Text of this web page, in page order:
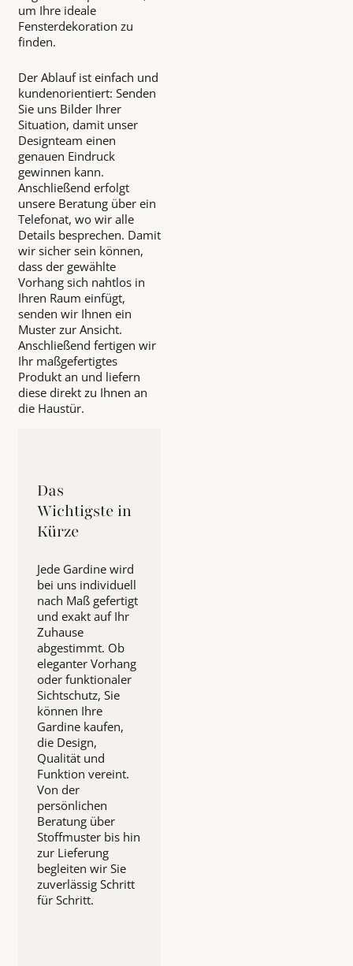
um Ihre ideale
Fensterdekoration zu
finden.
Der Ablauf ist einfach und
kundenorientiert: Senden
Sie uns Bilder Ihrer
Situation, damit unser
Designteam einen
genauen Eindruck
gewinnen kann.
Anschließend erfolgt
unsere Beratung über ein
Telefonat, wo wir alle
Details besprechen. Damit
wir sicher sein können,
dass der gewählte
Vorhang sich nahtlos in
Ihren Raum einfügt,
senden wir Ihnen ein
Muster zur Ansicht.
Anschließend fertigen wir
Ihr maßgefertigtes
Produkt an und liefern
diese direkt zu Ihnen an
die Haustür.
Das
Wichtigste in
Kürze
Jede Gardine wird
bei uns individuell
nach Maß gefertigt
und exakt auf Ihr
Zuhause
abgestimmt. Ob
eleganter Vorhang
oder funktionaler
Sichtschutz, Sie
können Ihre
Gardine kaufen,
die Design,
Qualität und
Funktion vereint.
Von der
persönlichen
Beratung über
Stoffmuster bis hin
zur Lieferung
begleiten wir Sie
zuverlässig Schritt
für Schritt.